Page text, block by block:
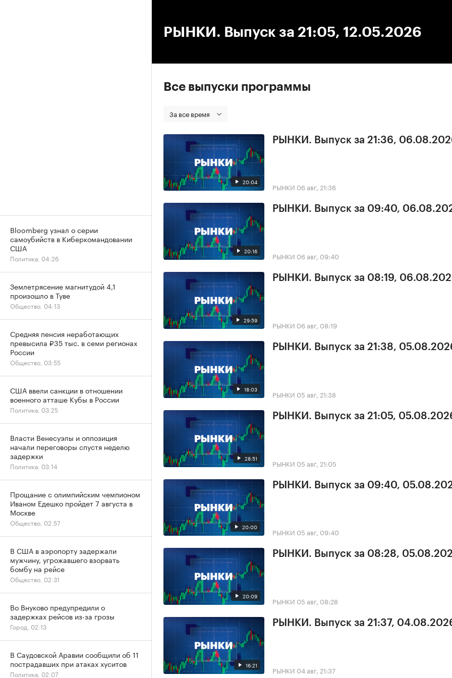
РЫНКИ. Выпуск за 21:05, 12.05.2026
Все выпуски программы
За все время
20:04
РЫНКИ. Выпуск за 21:36,
РЫНКИ 06 авг, 21:36
20:16
РЫНКИ. Выпуск за 09:40,
РЫНКИ 06 авг, 09:40
29:59
РЫНКИ. Выпуск за 08:19,
РЫНКИ 06 авг, 08:19
18:03
РЫНКИ. Выпуск за 21:38,
РЫНКИ 05 авг, 21:38
28:51
РЫНКИ. Выпуск за 21:05,
РЫНКИ 05 авг, 21:05
20:00
РЫНКИ. Выпуск за 09:40,
РЫНКИ 05 авг, 09:40
20:09
РЫНКИ. Выпуск за 08:28,
РЫНКИ 05 авг, 08:28
16:21
РЫНКИ. Выпуск за 21:37,
РЫНКИ 04 авг, 21:37
Bloomberg узнал о серии
самоубийств в Киберкомандовании
США
Политика, 04:26
Землетрясение магнитудой 4,1
произошло в Туве
Общество, 04:13
Средняя пенсия неработающих
превысила ₽35 тыс. в семи регионах
России
Общество, 03:55
США ввели санкции в отношении
военного атташе Кубы в России
Политика, 03:25
Власти Венесуэлы и оппозиция
начали переговоры спустя неделю
задержки
Политика, 03:14
Прощание с олимпийским чемпионом
Иваном Едешко пройдет 7 августа в
Москве
Общество, 02:57
В США в аэропорту задержали
мужчину, угрожавшего взорвать
бомбу на рейсе
Общество, 02:31
Во Внуково предупредили о
задержках рейсов из-за грозы
Город, 02:13
В Саудовской Аравии сообщили об 11
пострадавших при атаках хуситов
Политика, 02:07